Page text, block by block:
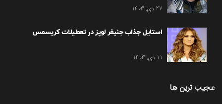
27 دی, 1403
استایل جذاب جنیفر لوپز در تعطیلات کریسمس
11 دی, 1403
عجیب ترین ها